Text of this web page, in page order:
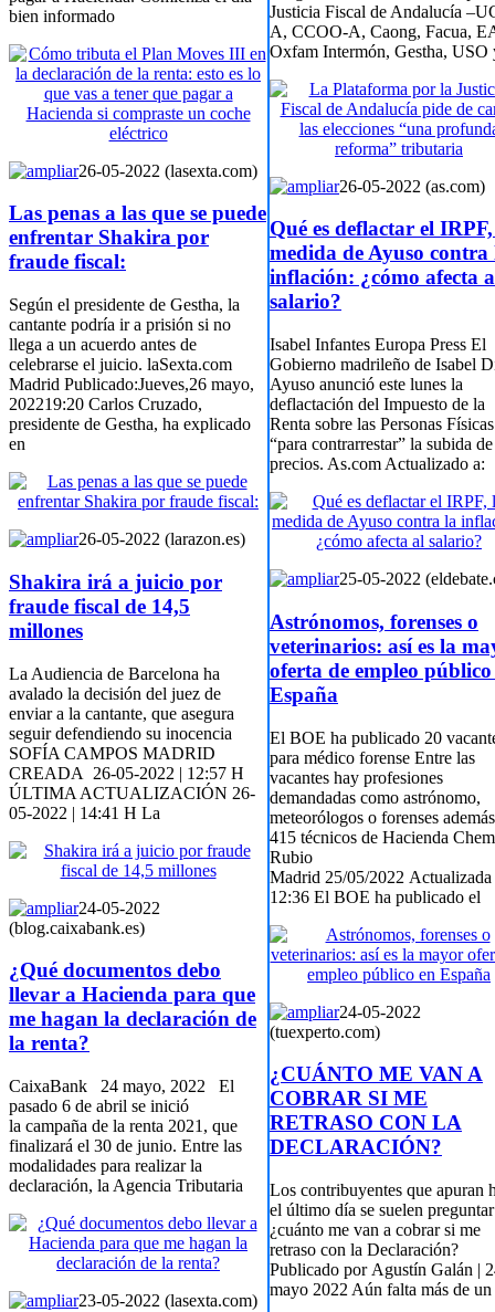
bien informado
26-05-2022 (lasexta.com)
Las penas a las que se puede
enfrentar Shakira por
fraude fiscal:
Según el presidente de Gestha, la
cantante podría ir a prisión si no
llega a un acuerdo antes de
celebrarse el juicio. laSexta.com
Madrid Publicado:Jueves,26 mayo,
202219:20 Carlos Cruzado,
presidente de Gestha, ha explicado
en
26-05-2022 (larazon.es)
Shakira irá a juicio por
fraude fiscal de 14,5
millones
La Audiencia de Barcelona ha
avalado la decisión del juez de
enviar a la cantante, que asegura
seguir defendiendo su inocencia
SOFÍA CAMPOS MADRID
CREADA 26-05-2022 | 12:57 H
ÚLTIMA ACTUALIZACIÓN 26-
05-2022 | 14:41 H La
24-05-2022
(blog.caixabank.es)
¿Qué documentos debo
llevar a Hacienda para que
me hagan la declaración de
la renta?
CaixaBank 24 mayo, 2022 El
pasado 6 de abril se inició
la campaña de la renta 2021, que
finalizará el 30 de junio. Entre las
modalidades para realizar la
declaración, la Agencia Tributaria
23-05-2022 (lasexta.com)
Justicia Fiscal de Andalucía
A, CCOO-A, Caong, Facua,
Oxfam Intermón, Gestha, USO
26-05-2022 (as.com)
Qué es deflactar el
medida de Ayuso contra
inflación: ¿cómo afecta
salario?
Isabel Infantes Europa Press El
Gobierno madrileño de Isabel
Ayuso anunció este lunes la
deflactación del Impuesto de la
Renta sobre las Personas Físicas
“para contrarrestar” la subida
precios. As.com Actualizado a:
25-05-2022
Astrónomos, forenses o
veterinarios: así es la
oferta de empleo público
España
El BOE ha publicado 20
para médico forense Entre las
vacantes hay profesiones
demandadas como astrónomo,
meteorólogos o forenses
415 técnicos de Hacienda
Rubio
Madrid 25/05/2022 Actualizada
12:36 El BOE ha publicado el
24-05-2022
(tuexperto.com)
¿CUÁNTO ME VAN A
COBRAR SI ME
RETRASO CON LA
DECLARACIÓN?
Los contribuyentes que apuran
el último día se suelen preguntar
¿cuánto me van a cobrar si me
retraso con la Declaración?
Publicado por Agustín Galán |
mayo 2022 Aún falta más de un